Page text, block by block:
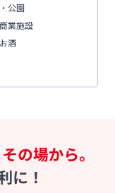
公園
業施設
酒